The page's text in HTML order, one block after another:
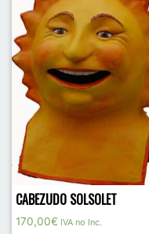
CABEZUDO SOLSOLET
170,00€ IVA no Inc.